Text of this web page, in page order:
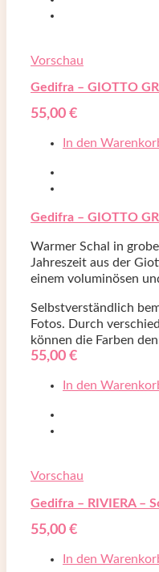
Vorschau
Gedifra – GIOTTO
55,00 €
In den
Gedifra – GIOTTO
Warmer Schal in
Jahreszeit aus der
einem voluminösen
Selbstverständlich
Fotos. Durch
können die Farben
55,00 €
In den
Vorschau
Gedifra – RIVIERA –
55,00 €
In den